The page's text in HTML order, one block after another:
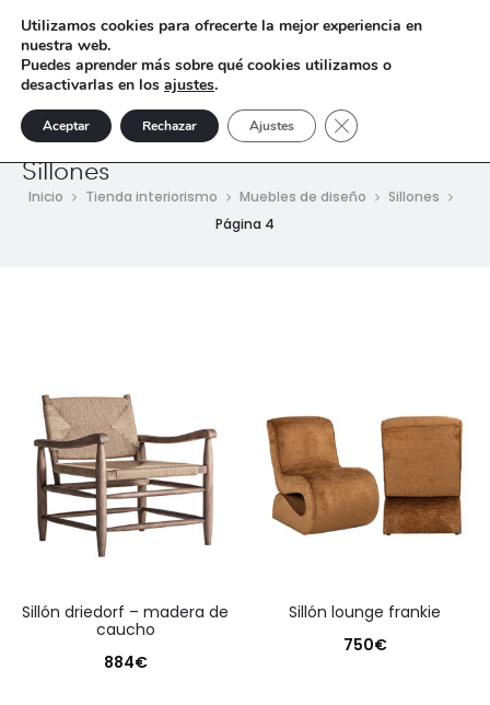
Sillones
Inicio Tienda interiorismo Muebles de diseño
Sillones
Página 4
sillón driedorf – madera de
caucho
884€
sillón lounge frankie
750€
Utilizamos cookies para ofrecerte la mejor experiencia en
nuestra web.
Puedes aprender más sobre qué cookies utilizamos o
desactivarlas en los ajustes.
Aceptar Rechazar Ajustes Cerrar el banner de